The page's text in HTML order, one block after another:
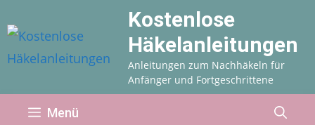
Inhalt
springen
Kostenlose
Häkelanleitungen
Anleitungen zum Nachhäkeln für
Anfänger und Fortgeschrittene
Menü